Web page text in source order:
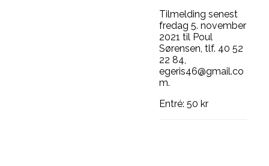
Tilmelding senest
fredag 5. november
2021 til Poul
Sørensen, tlf. 40 52
22 84,
egeris46@gmail.co
m.
Entré: 50 kr